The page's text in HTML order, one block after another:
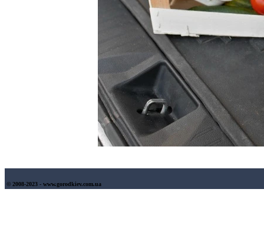
© 2008-2023 - www.gorodkiev.com.ua